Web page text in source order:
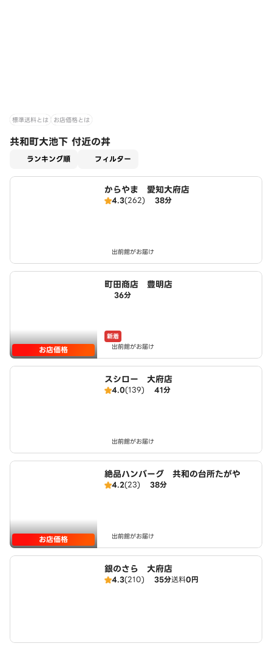
標準送料とは お店価格とは
共和町大池下 付近の丼
ランキング順 フィルター
からやま 愛知大府店
4.3(262) 38分
出前館がお届け
お店価格
町田商店 豊明店
36分
新着
出前館がお届け
スシロー 大府店
4.0(139) 41分
出前館がお届け
お店価格
絶品ハンバーグ 共和の台所たがや
4.2(23) 38分
出前館がお届け
銀のさら 大府店
4.3(210) 35分送料0円